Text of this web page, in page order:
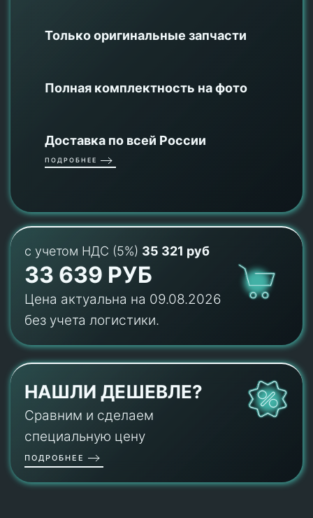
Только оригинальные запчасти
Полная комплектность на фото
Доставка по всей России
ПОДРОБНЕЕ
с учетом НДС (5%) 35 321 руб
33 639 РУБ
Цена актуальна на 09.08.2026
без учета логистики.
НАШЛИ ДЕШЕВЛЕ?
Сравним и сделаем
специальную цену
ПОДРОБНЕЕ